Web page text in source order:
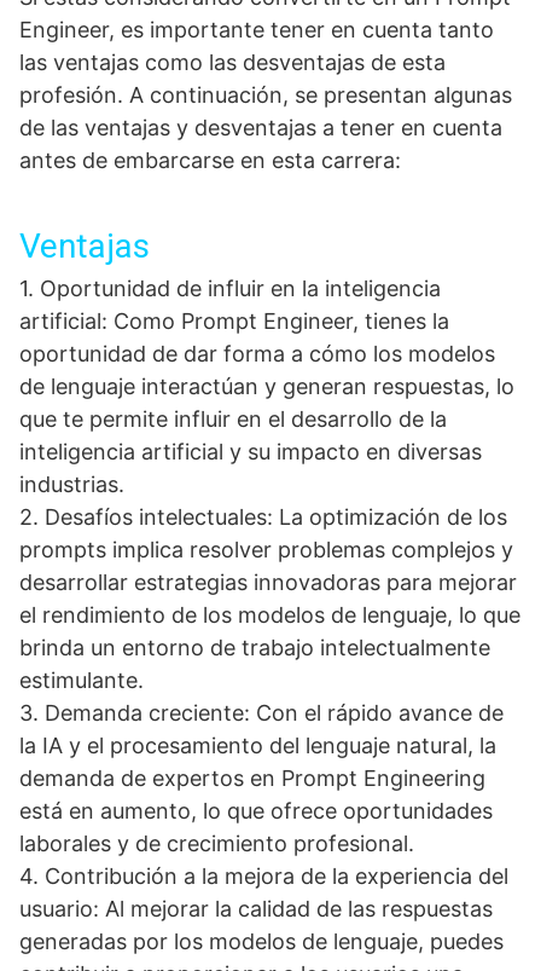
Engineer, es importante tener en cuenta tanto
las ventajas como las desventajas de esta
profesión. A continuación, se presentan algunas
de las ventajas y desventajas a tener en cuenta
antes de embarcarse en esta carrera:
Ventajas
1. Oportunidad de influir en la inteligencia
artificial: Como Prompt Engineer, tienes la
oportunidad de dar forma a cómo los modelos
de lenguaje interactúan y generan respuestas, lo
que te permite influir en el desarrollo de la
inteligencia artificial y su impacto en diversas
industrias.
2. Desafíos intelectuales: La optimización de los
prompts implica resolver problemas complejos y
desarrollar estrategias innovadoras para mejorar
el rendimiento de los modelos de lenguaje, lo que
brinda un entorno de trabajo intelectualmente
estimulante.
3. Demanda creciente: Con el rápido avance de
la IA y el procesamiento del lenguaje natural, la
demanda de expertos en Prompt Engineering
está en aumento, lo que ofrece oportunidades
laborales y de crecimiento profesional.
4. Contribución a la mejora de la experiencia del
usuario: Al mejorar la calidad de las respuestas
generadas por los modelos de lenguaje, puedes